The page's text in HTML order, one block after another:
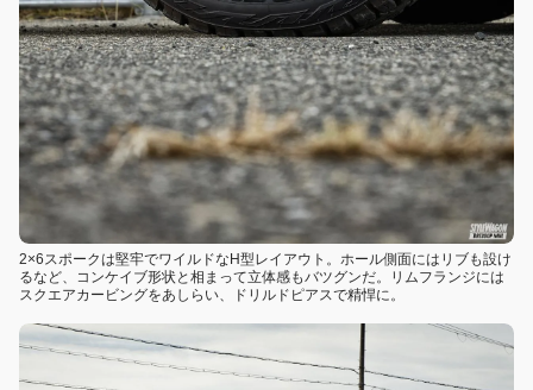
2×6スポークは堅牢でワイルドなH型レイアウト。ホール側面にはリブも設け
るなど、コンケイブ形状と相まって立体感もバツグンだ。リムフランジには
スクエアカービングをあしらい、ドリルドピアスで精悍に。